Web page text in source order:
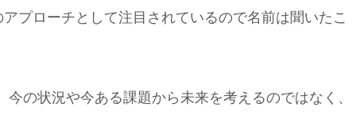
プローチとして注目されているので名前は聞いたこ
の状況や今ある課題から未来を考えるのではなく、